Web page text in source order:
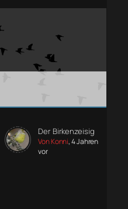
Der Birkenzeisig
Von Konni, 4 Jahren
vor